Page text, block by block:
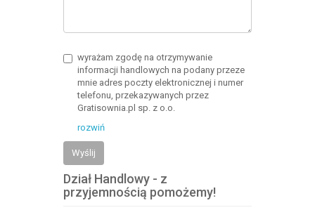
wyrażam zgodę na otrzymywanie
informacji handlowych na podany przeze
mnie adres poczty elektronicznej i numer
telefonu, przekazywanych przez
Gratisownia.pl sp. z o.o.
rozwiń
Wyślij
Dział Handlowy - z
przyjemnością pomożemy!